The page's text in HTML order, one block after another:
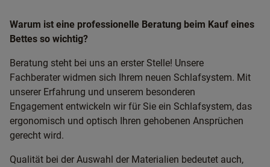
Warum ist eine professionelle Beratung beim Kauf eines
Bettes so wichtig?
Beratung steht bei uns an erster Stelle! Unsere
Fachberater widmen sich Ihrem neuen Schlafsystem. Mit
unserer Erfahrung und unserem besonderen
Engagement entwickeln wir für Sie ein Schlafsystem, das
ergonomisch und optisch Ihren gehobenen Ansprüchen
gerecht wird.
Qualität bei der Auswahl der Materialien bedeutet auch,